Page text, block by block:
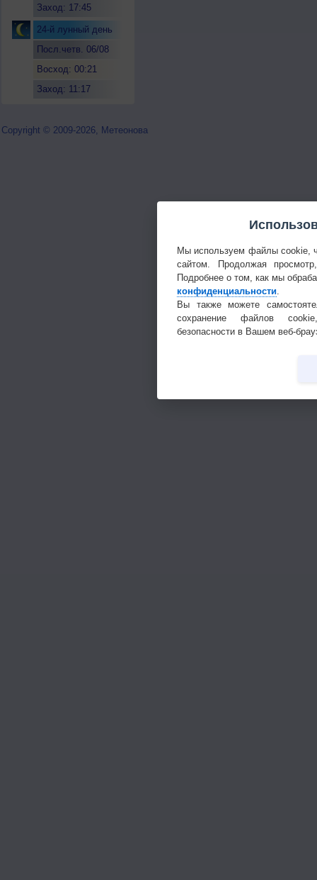
Заход: 17:45
24-й лунный день
Посл.четв. 06/08
Восход: 00:21
Заход: 11:17
Copyright © 2009-2026, Метеонова
Мы используем файлы cookie,
сайтом. Продолжая
Подробнее о том, как мы
конфиденциальности.
Вы также можете
сохранение файлов
безопасности в Вашем веб-